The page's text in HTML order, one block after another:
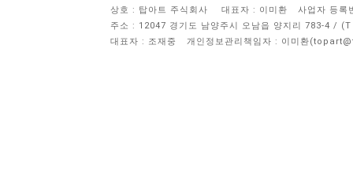
상호 : 탑아트 주식회사 대표자 : 이미환
사업자 등록
주소 : 12047 경기도 남양주시 오남읍 양지리 783-4 /
대표자 : 조재중
개인정보관리책임자 : 이미환